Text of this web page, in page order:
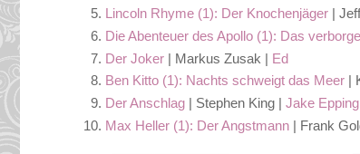
Lincoln Rhyme (1): Der Knochenjäger |
Die Abenteuer des Apollo (1): Das
Der Joker | Markus Zusak | Ed
Ben Kitto (1): Nachts schweigt das Meer
Der Anschlag | Stephen King | Jake Epping
Max Heller (1): Der Angstmann | Frank